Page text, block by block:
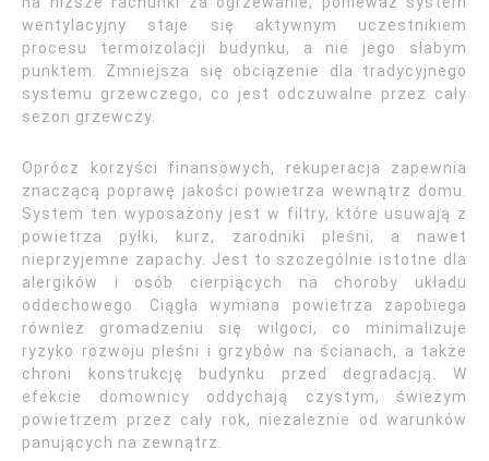
wentylacyjny staje się aktywnym uczestnikiem
procesu termoizolacji budynku, a nie jego słabym
punktem. Zmniejsza się obciążenie dla tradycyjnego
systemu grzewczego, co jest odczuwalne przez cały
sezon grzewczy.
Oprócz korzyści finansowych, rekuperacja zapewnia
znaczącą poprawę jakości powietrza wewnątrz domu.
System ten wyposażony jest w filtry, które usuwają z
powietrza pyłki, kurz, zarodniki pleśni, a nawet
nieprzyjemne zapachy. Jest to szczególnie istotne dla
alergików i osób cierpiących na choroby układu
oddechowego. Ciągła wymiana powietrza zapobiega
również gromadzeniu się wilgoci, co minimalizuje
ryzyko rozwoju pleśni i grzybów na ścianach, a także
chroni konstrukcję budynku przed degradacją. W
efekcie domownicy oddychają czystym, świeżym
powietrzem przez cały rok, niezależnie od warunków
panujących na zewnątrz.